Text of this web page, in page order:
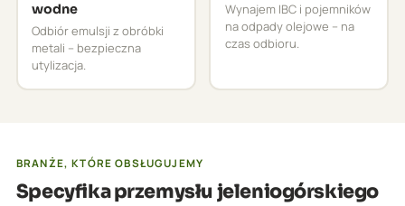
wodne
Odbiór emulsji z obróbki
metali – bezpieczna
utylizacja.
Wynajem IBC i pojemników
na odpady olejowe – na
czas odbioru.
BRANŻE, KTÓRE OBSŁUGUJEMY
Specyfika przemysłu jeleniogórskiego